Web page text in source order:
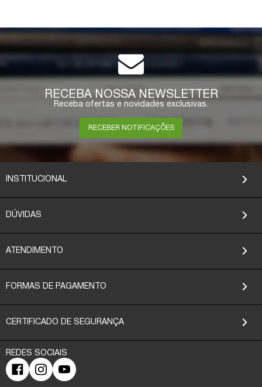
COMPRAR
RECEBA NOSSA NEWSLETTER
Receba ofertas e novidades exclusivas.
RECEBER NOTIFICAÇÕES
INSTITUCIONAL
DÚVIDAS
ATENDIMENTO
FORMAS DE PAGAMENTO
CERTIFICADO DE SEGURANÇA